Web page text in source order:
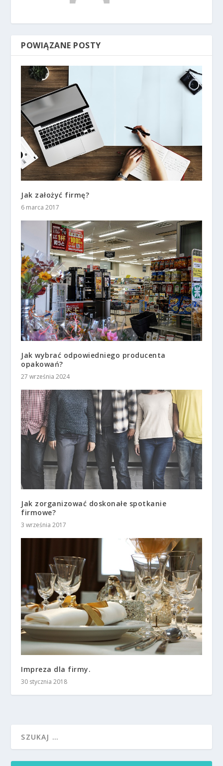
POWIĄZANE POSTY
Jak założyć firmę?
6 marca 2017
Jak wybrać odpowiedniego producenta
opakowań?
27 września 2024
Jak zorganizować doskonałe spotkanie
firmowe?
3 września 2017
Impreza dla firmy.
30 stycznia 2018